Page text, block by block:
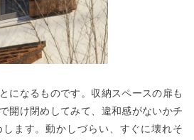
になるものです。収納スペースの扉も
開け閉めしてみて、違和感がないかチ
ます。動かしづらい、すぐに壊れそ